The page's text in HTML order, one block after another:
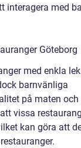
interagera med
Göteborg
med enkla
barnvänliga
på maten och
vissa
kan göra att